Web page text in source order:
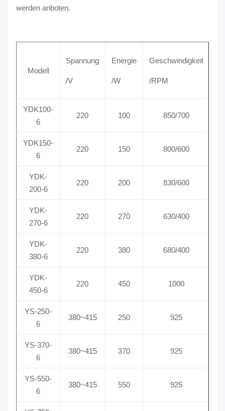
werden anboten.
Modell
Spannung
/V
Energie
/W
Geschwindigkeit
/RPM
YDK100-
6
220 100 850/700
YDK150-
6
220 150 800/600
YDK-
200-6
220 200 830/600
YDK-
270-6
220 270 630/400
YDK-
380-6
220 380 680/400
YDK-
450-6
220 450 1000
YS-250-
6
380~415 250 925
YS-370-
6
380~415 370 925
YS-550-
6
380~415 550 925